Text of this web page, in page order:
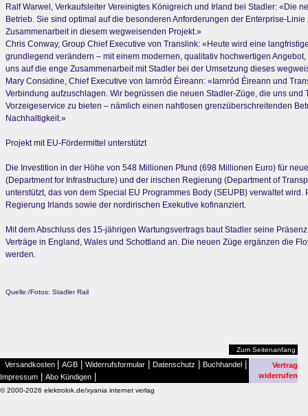
Ralf Warwel, Verkaufsleiter Vereinigtes Königreich und Irland bei Stadler: «Die
Betrieb. Sie sind optimal auf die besonderen Anforderungen der Enterprise-
Zusammenarbeit in diesem wegweisenden Projekt.»
Chris Conway, Group Chief Executive von Translink: «Heute wird eine
grundlegend verändern – mit einem modernen, qualitativ hochwertigen
uns auf die enge Zusammenarbeit mit Stadler bei der Umsetzung dieses
Mary Considine, Chief Executive von Iarnród Éireann: «Iarnród Éireann und
Verbindung aufzuschlagen. Wir begrüssen die neuen Stadler-Züge, die uns
Vorzeigeservice zu bieten – nämlich einen nahtlosen grenzüberschreitenden
Nachhaltigkeit.»
Projekt mit EU-Fördermittel unterstützt
Die Investition in der Höhe von 548 Millionen Pfund (698 Millionen Euro) für
(Department for Infrastructure) und der irischen Regierung (Department of
unterstützt, das von dem Special EU Programmes Body (SEUPB) verwaltet
Regierung Irlands sowie der nordirischen Exekutive kofinanziert.
Mit dem Abschluss des 15-jährigen Wartungsvertrags baut Stadler seine
Verträge in England, Wales und Schottland an. Die neuen Züge ergänzen die
werden.
Quelle:/Fotos: Stadler Rail
Zum Seitenanfang
Versandkosten AGB Widerrufsformular Datenschutz Buchhandel
Impressum Abo Kündigen
Vertrag
widerrufen
© 2000-2026 elektrolok.de/xyania internet verlag